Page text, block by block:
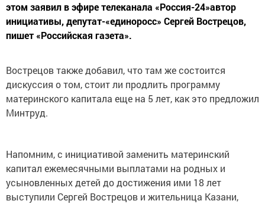
этом заявил в эфире телеканала «Россия-24»автор
инициативы, депутат-«единоросс» Сергей Вострецов,
пишет «Российская газета».
Вострецов также добавил, что там же состоится
дискуссия о том, стоит ли продлить программу
материнского капитала еще на 5 лет, как это предложил
Минтруд.
Напомним, с инициативой заменить материнский
капитал ежемесячными выплатами на родных и
усыновленных детей до достижения ими 18 лет
выступили Сергей Вострецов и жительница Казани,